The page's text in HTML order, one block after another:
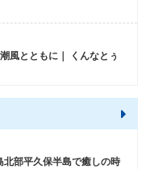
風とともに｜ くんなとぅ
部平久保半島で癒しの時